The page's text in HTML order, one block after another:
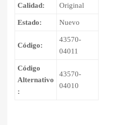
Calidad: Original
Estado: Nuevo
Código:
43570-
04011
Código
Alternativo
:
43570-
04010